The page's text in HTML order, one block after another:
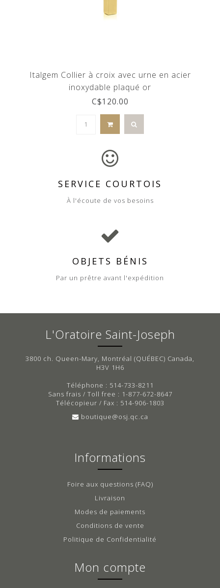
Italgem Collier à croix avec urne en acier
inoxydable plaqué or
C$120.00
SERVICE COURTOIS
À l'écoute de vos besoins
OBJETS BÉNIS
Par un prêtre avant l'expédition
L'Oratoire Saint-Joseph
3800 ch. Queen-Mary, Montréal (QUÉBEC) Canada,
H3V 1H6
Téléphone : 514-733-8211
Sans frais / Toll free : 1-877-672-8647
Télécopieur / Fax : 514-906-1803
boutique@osj.qc.ca
Informations
Foire aux questions (FAQ)
Livraison
Modes de paiements
Conditions de vente
Politique de Confidentialité
Mon compte